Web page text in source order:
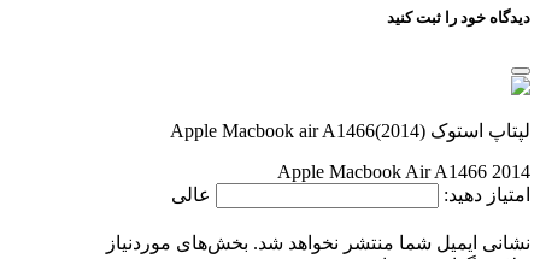
دیدگاه خود را ثبت کنید
لپتاپ استوک Apple Macbook air A1466(2014)
Apple Macbook Air A1466 2014
امتیاز دهید:
عالی
نشانی ایمیل شما منتشر نخواهد شد. بخش‌های موردنیاز